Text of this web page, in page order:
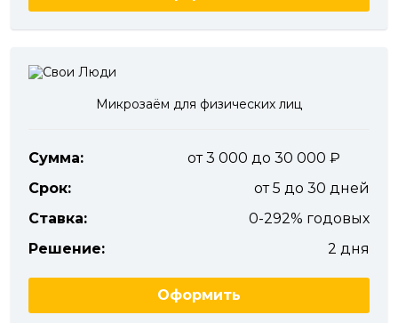
Микрозаём для физических лиц
Сумма:
от 3 000 до 30 000
Срок:
от 5 до 30 дней
Ставка:
0-292% годовых
Решение:
2 дня
Оформить